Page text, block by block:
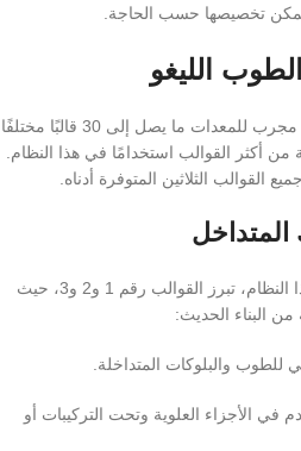
تخصيصها حسب الحاجة.
الليغو
يقدم خط الإنتاج المزوّد من شركة مجرب للمعدات ما يصل إلى 30 قالبًا مختلفًا
أكثر القوالب استخدامًا في هذا النظام.
القوالب الثلاثين المتوفرة أدناه.
من بين القوالب الأكثر مبيعًا في هذا النظام، تبرز القوالب رقم 1 و2 و3، حيث
البناء الحديث:
في الأجزاء العلوية وتحت التركيبات أو